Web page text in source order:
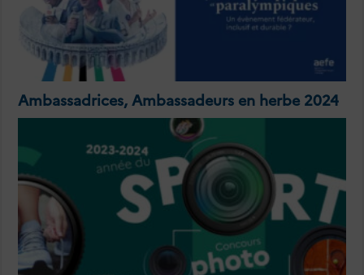
Ambassadrices, Ambassadeurs en herbe 2024